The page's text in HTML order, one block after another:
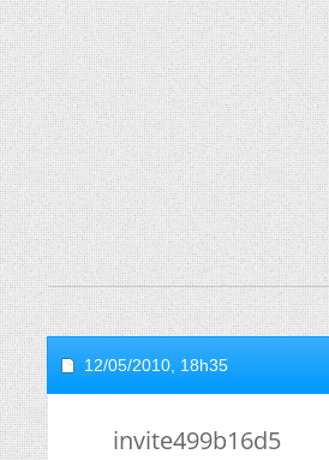
12/05/2010, 18h35
invite499b16d5